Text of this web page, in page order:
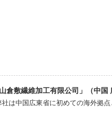
倉敷繊維加工有限公司」（中国
は中国広東省に初めての海外拠